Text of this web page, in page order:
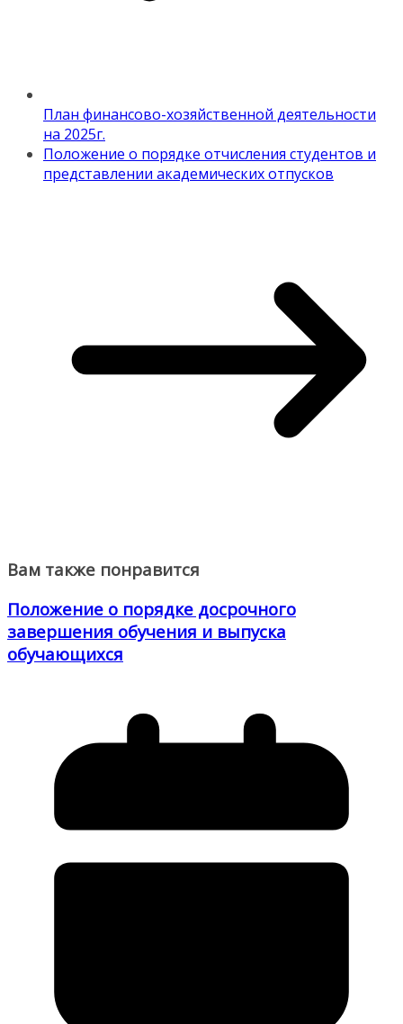
План финансово-хозяйственной деятельности
на 2025г.
Положение о порядке отчисления студентов и
представлении академических отпусков
Вам также понравится
Положение о порядке досрочного
завершения обучения и выпуска
обучающихся